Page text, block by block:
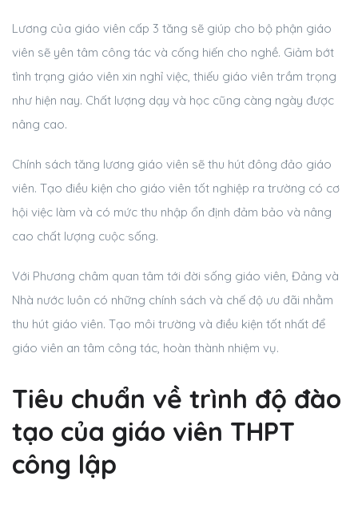
Lương của giáo viên cấp 3 tăng sẽ giúp cho bộ phận giáo
viên sẽ yên tâm công tác và cống hiến cho nghề. Giảm bớt
tình trạng giáo viên xin nghỉ việc, thiếu giáo viên trầm trọng
như hiện nay. Chất lượng dạy và học cũng càng ngày được
nâng cao.
Chính sách tăng lương giáo viên sẽ thu hút đông đảo giáo
viên. Tạo điều kiện cho giáo viên tốt nghiệp ra trường có cơ
hội việc làm và có mức thu nhập ổn định đảm bảo và nâng
cao chất lượng cuộc sống.
Với Phương châm quan tâm tới đời sống giáo viên, Đảng và
Nhà nước luôn có những chính sách và chế độ ưu đãi nhằm
thu hút giáo viên. Tạo môi trường và điều kiện tốt nhất để
giáo viên an tâm công tác, hoàn thành nhiệm vụ.
Tiêu chuẩn về trình độ đào
tạo của giáo viên THPT
công lập